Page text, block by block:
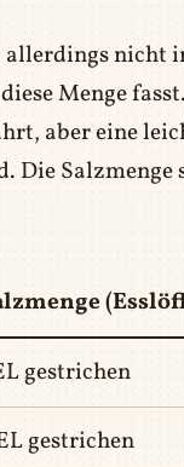
allerdings nicht
Menge
aber eine
Die
gestrichen
gestrichen